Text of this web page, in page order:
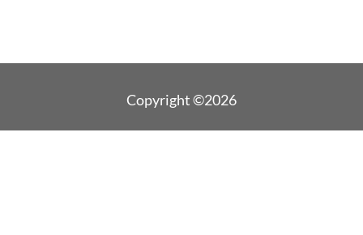
Copyright ©2026